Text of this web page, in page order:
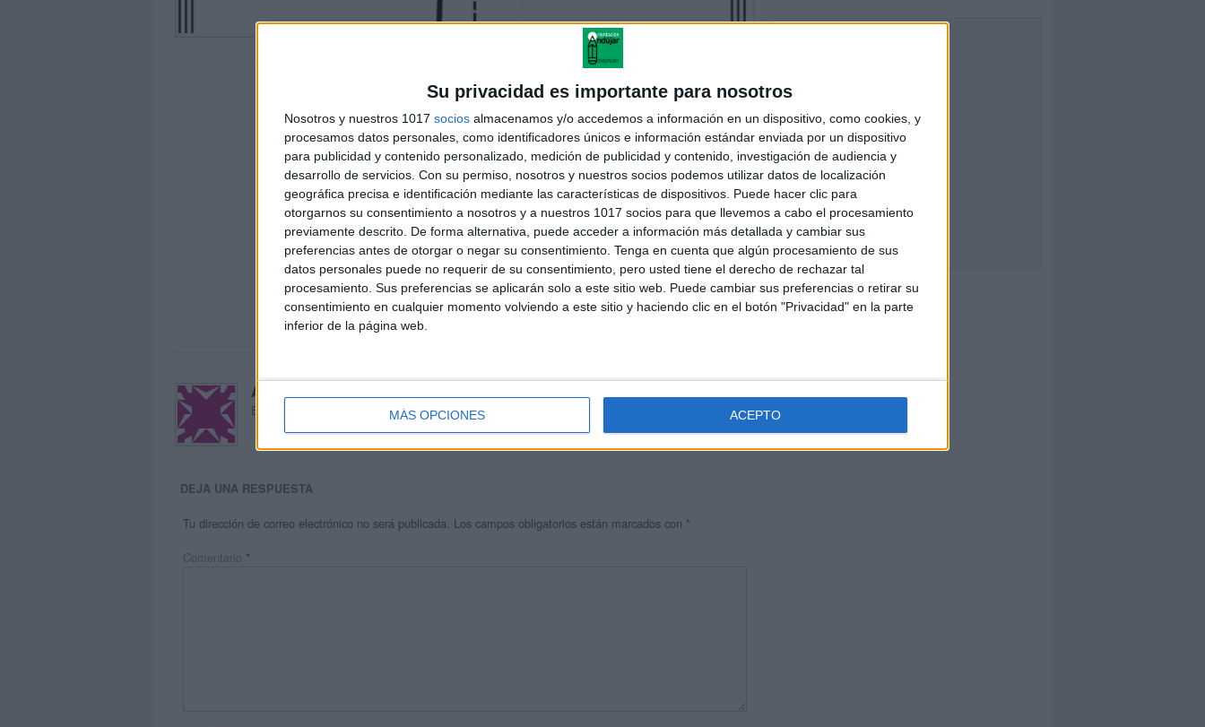
Su privacidad es importante para nosotros
Nosotros y nuestros 1017 socios almacenamos y/o accedemos a información en un dispositivo, como cookies, y
procesamos datos personales, como identificadores únicos e información estándar enviada por un dispositivo
para publicidad y contenido personalizado, medición de publicidad y contenido, investigación de audiencia y
desarrollo de servicios. Con su permiso, nosotros y nuestros socios podemos utilizar datos de localización
geográfica precisa e identificación mediante las características de dispositivos. Puede hacer clic para
otorgarnos su consentimiento a nosotros y a nuestros 1017 socios para que llevemos a cabo el procesamiento
previamente descrito. De forma alternativa, puede acceder a información más detallada y cambiar sus
preferencias antes de otorgar o negar su consentimiento. Tenga en cuenta que algún procesamiento de sus
datos personales puede no requerir de su consentimiento, pero usted tiene el derecho de rechazar tal
procesamiento. Sus preferencias se aplicarán solo a este sitio web. Puede cambiar sus preferencias o retirar su
consentimiento en cualquier momento volviendo a este sitio y haciendo clic en el botón "Privacidad" en la parte
inferior de la página web.
MÁS OPCIONES ACEPTO
Acerca de María Olivares
El autor no ha proporcionado ninguna información.
DEJA UNA RESPUESTA
Tu dirección de correo electrónico no será publicada. Los campos obligatorios están marcados con *
Comentario *